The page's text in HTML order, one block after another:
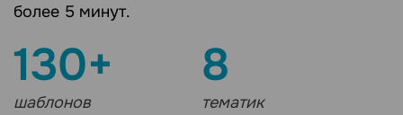
более 5 минут.
130+
шаблонов
8
тематик